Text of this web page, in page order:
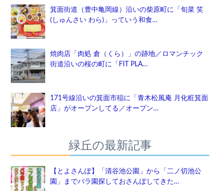
箕面街道（豊中亀岡線）沿いの柴原町に「旬菜 笑
(しゅんさい わら)」っていう和食…
焼肉店「肉処 倉（くら）」の跡地／ロマンチック
街道沿いの桜の町に「FIT PLA…
171号線沿いの箕面市稲に「青木松風庵 月化粧箕面
店」がオープンしてる／オープン…
緑丘の最新記事
【とよさんぽ】「清谷池公園」から「二ノ切池公
園」までバラ園探しておさんぽしてきた…